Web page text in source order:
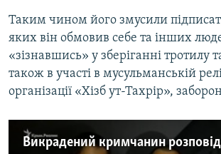
Таким чином його змусили
яких він обмовив себе та інших
«зізнавшись» у зберіганні тротилу
також в участі в мусульманській
організації «Хізб ут-Тахрір»,